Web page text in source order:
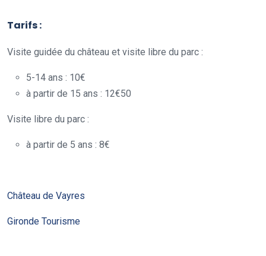
Tarifs :
Visite guidée du château et visite libre du parc :
5-14 ans : 10€
à partir de 15 ans : 12€50
Visite libre du parc :
à partir de 5 ans : 8€
Château de Vayres
Gironde Tourisme